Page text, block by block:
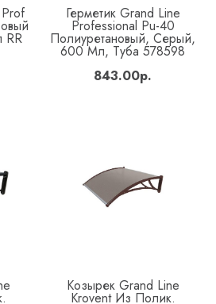
RR
Купить
Герметик Grand Line
Professional Pu-40
Полиуретановый, Серый,
600 Мл, Туба 578598
843.00р.
Купить
Козырек Grand Line
Krovent Из Полик.